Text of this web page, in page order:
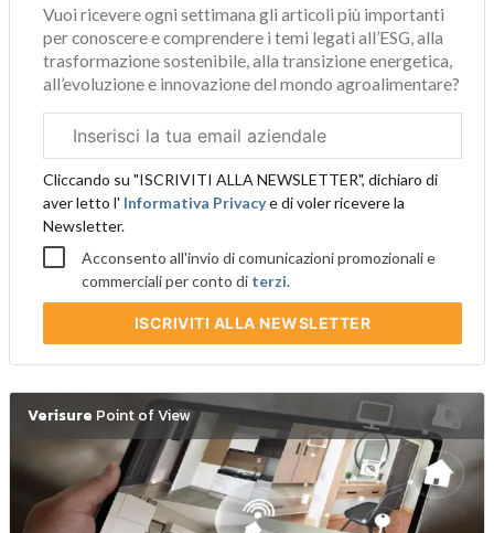
Vuoi ricevere ogni settimana gli articoli più importanti
per conoscere e comprendere i temi legati all’ESG, alla
trasformazione sostenibile, alla transizione energetica,
all’evoluzione e innovazione del mondo agroalimentare?
aziendale
Cliccando su "ISCRIVITI ALLA NEWSLETTER", dichiaro di
aver letto l' Informativa Privacye di voler ricevere la
Newsletter.
Acconsento all'invio di comunicazioni promozionali e
commerciali per conto di terzi.
ISCRIVITI ALLA NEWSLETTER
Verisure Point of View